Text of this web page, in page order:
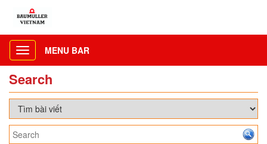
Toggle
navigation
MENU BAR
Search